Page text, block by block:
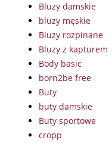
Bluzy damskie
bluzy męskie
Bluzy rozpinane
Bluzy z kapturem
Body basic
born2be free
Buty
buty damskie
Buty sportowe
cropp